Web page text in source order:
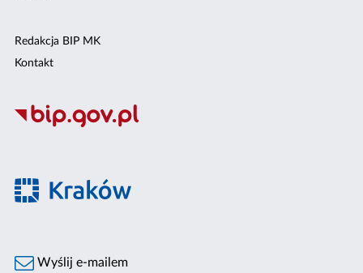
Redakcja BIP MK
Kontakt
Wyślij e-mailem